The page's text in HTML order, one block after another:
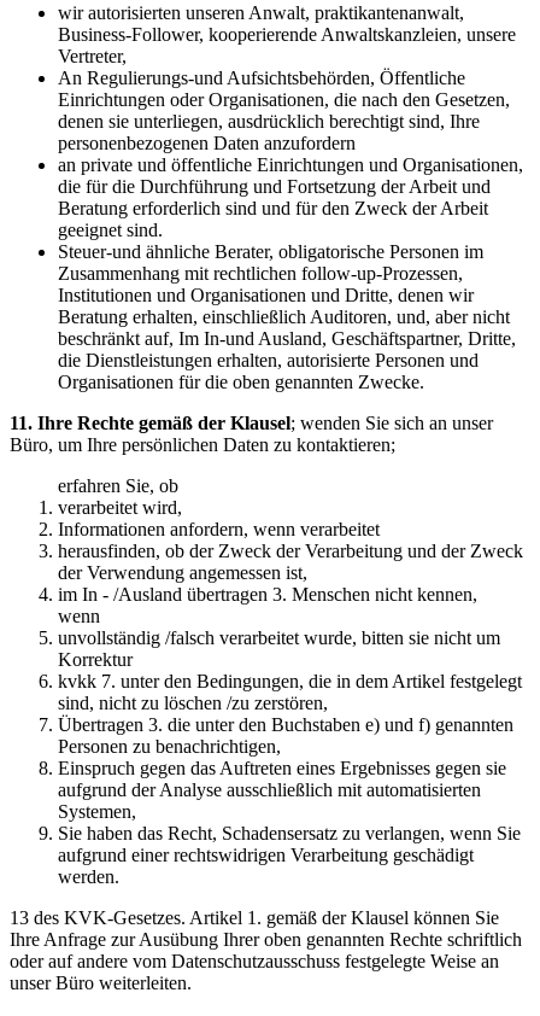
wir autorisierten unseren Anwalt, praktikantenanwalt,
Business-Follower, kooperierende Anwaltskanzleien, unsere
Vertreter,
An Regulierungs-und Aufsichtsbehörden, Öffentliche
Einrichtungen oder Organisationen, die nach den Gesetzen,
denen sie unterliegen, ausdrücklich berechtigt sind, Ihre
personenbezogenen Daten anzufordern
an private und öffentliche Einrichtungen und Organisationen,
die für die Durchführung und Fortsetzung der Arbeit und
Beratung erforderlich sind und für den Zweck der Arbeit
geeignet sind.
Steuer-und ähnliche Berater, obligatorische Personen im
Zusammenhang mit rechtlichen follow-up-Prozessen,
Institutionen und Organisationen und Dritte, denen wir
Beratung erhalten, einschließlich Auditoren, und, aber nicht
beschränkt auf, Im In-und Ausland, Geschäftspartner, Dritte,
die Dienstleistungen erhalten, autorisierte Personen und
Organisationen für die oben genannten Zwecke.
11. Ihre Rechte gemäß der Klausel; wenden Sie sich an unser
Büro, um Ihre persönlichen Daten zu kontaktieren;
erfahren Sie, ob
verarbeitet wird,
Informationen anfordern, wenn verarbeitet
herausfinden, ob der Zweck der Verarbeitung und der Zweck
der Verwendung angemessen ist,
im In - /Ausland übertragen 3. Menschen nicht kennen,
wenn
unvollständig /falsch verarbeitet wurde, bitten sie nicht um
Korrektur
kvkk 7. unter den Bedingungen, die in dem Artikel festgelegt
sind, nicht zu löschen /zu zerstören,
Übertragen 3. die unter den Buchstaben e) und f) genannten
Personen zu benachrichtigen,
Einspruch gegen das Auftreten eines Ergebnisses gegen sie
aufgrund der Analyse ausschließlich mit automatisierten
Systemen,
Sie haben das Recht, Schadensersatz zu verlangen, wenn Sie
aufgrund einer rechtswidrigen Verarbeitung geschädigt
werden.
13 des KVK-Gesetzes. Artikel 1. gemäß der Klausel können Sie
Ihre Anfrage zur Ausübung Ihrer oben genannten Rechte schriftlich
oder auf andere vom Datenschutzausschuss festgelegte Weise an
unser Büro weiterleiten.